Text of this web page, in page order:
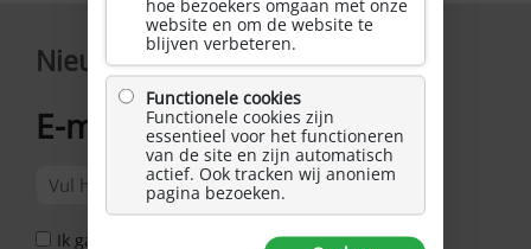
Nieuwsbrief
E-mailadres*
Ik ga akkoord met het Privacy Statement *
hoe bezoekers omgaan met onze
website en om de website te
blijven verbeteren.
Functionele cookies
Functionele cookies zijn
essentieel voor het functioneren
van de site en zijn automatisch
actief. Ook tracken wij anoniem
pagina bezoeken.